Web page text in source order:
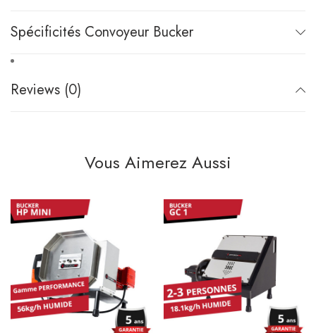
Spécificités Convoyeur Bucker
Reviews (0)
Vous Aimerez Aussi